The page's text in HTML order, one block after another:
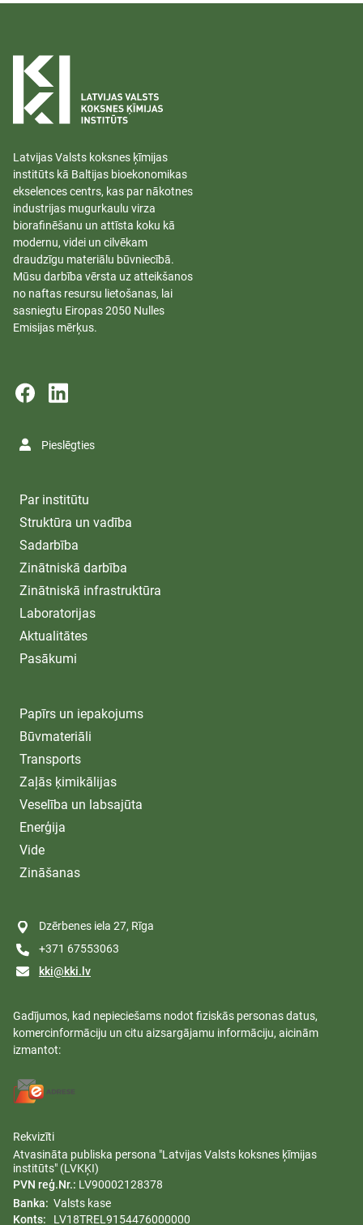
Latvijas Valsts koksnes ķīmijas
institūts kā Baltijas bioekonomikas
ekselences centrs, kas par nākotnes
industrijas mugurkaulu virza
biorafinēšanu un attīsta koku kā
modernu, videi un cilvēkam
draudzīgu materiālu būvniecībā.
Mūsu darbība vērsta uz atteikšanos
no naftas resursu lietošanas, lai
sasniegtu Eiropas 2050 Nulles
Emisijas mērķus.
Pieslēgties
Par institūtu
Struktūra un vadība
Sadarbība
Zinātniskā darbība
Zinātniskā infrastruktūra
Laboratorijas
Aktualitātes
Pasākumi
Papīrs un iepakojums
Būvmateriāli
Transports
Zaļās ķimikālijas
Veselība un labsajūta
Enerģija
Vide
Zināšanas
Dzērbenes iela 27, Rīga
+371 67553063
kki@kki.lv
Gadījumos, kad nepieciešams nodot fiziskās personas datus,
komercinformāciju un citu aizsargājamu informāciju, aicinām
izmantot:
Rekvizīti
Atvasināta publiska persona "Latvijas Valsts koksnes ķīmijas
institūts" (LVKĶI)
PVN reģ.Nr.: LV90002128378
Banka: Valsts kase
Konts:
LV18TREL9154476000000